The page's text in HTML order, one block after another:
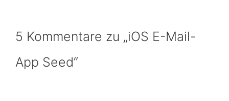
5 Kommentare zu „iOS E-Mail-
App Seed“